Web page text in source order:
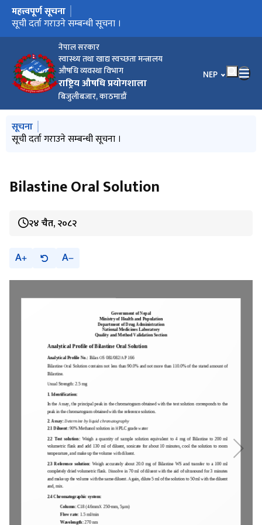
नेपाल सरकार
स्वास्थ्य तथा खाद्य स्वच्छता मन्त्रालय
औषधि व्यवस्था विभाग
राष्ट्रिय औषधि प्रयोगशाला
बिजुलीबजार, काठमाडौं
भाषा चयन गर्नुहोस्
NEP
मुख्य नेभिगेसनमा जानुहोस्
महत्त्वपूर्ण सूचना
ISO certificate
सूची दर्ता गराउने सम्बन्धी सूचना ।
मुख्य नेभिगेसनमा जानुहोस्
सूचना
ISO certificate
सूची दर्ता गराउने सम्बन्धी सूचना ।
Bilastine Oral Solution
२४ चैत, २०८२
A A